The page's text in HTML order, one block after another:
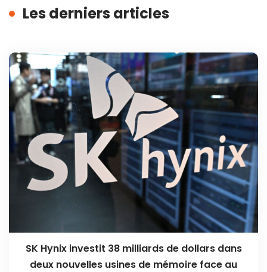
Les derniers articles
SK Hynix investit 38 milliards de dollars dans
deux nouvelles usines de mémoire face au